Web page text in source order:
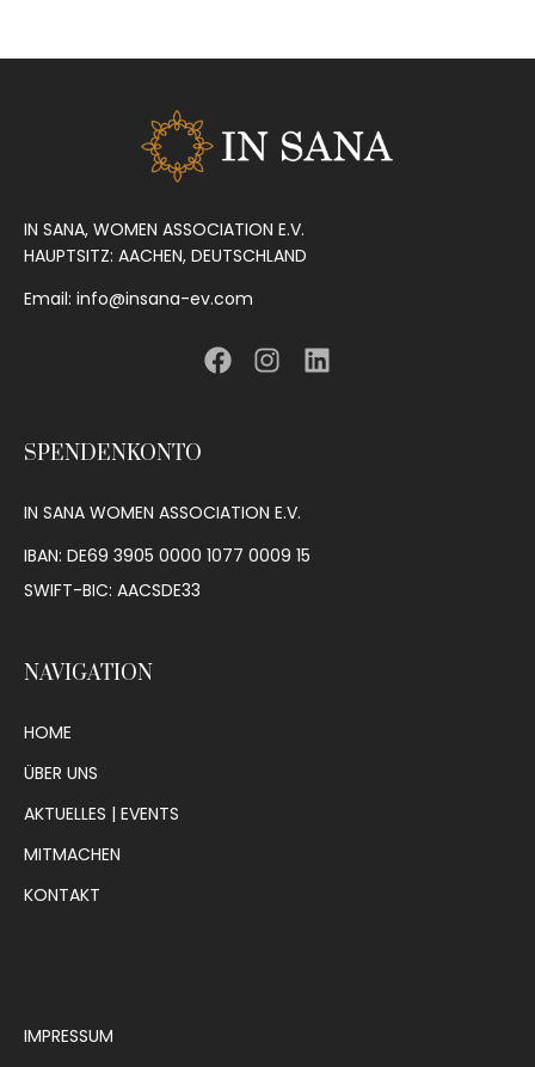
IN SANA, WOMEN ASSOCIATION E.V.
HAUPTSITZ: AACHEN, DEUTSCHLAND
Email: info@insana-ev.com
SPENDENKONTO
IN SANA WOMEN ASSOCIATION E.V.
IBAN: DE69 3905 0000 1077 0009 15
SWIFT-BIC: AACSDE33
NAVIGATION
HOME
ÜBER UNS
AKTUELLES | EVENTS
MITMACHEN
KONTAKT
IMPRESSUM